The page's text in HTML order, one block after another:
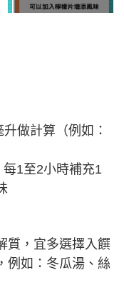
做計算（例如：
1至2小時補充1
質，宜多選擇入饌
例如：冬瓜湯、絲